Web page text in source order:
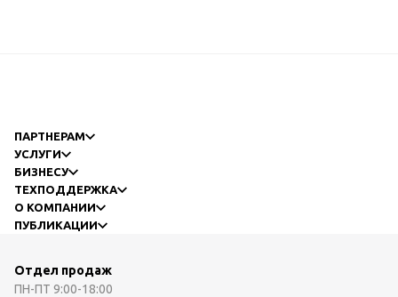
ПАРТНЕРАМ
УСЛУГИ
БИЗНЕСУ
ТЕХПОДДЕРЖКА
О КОМПАНИИ
ПУБЛИКАЦИИ
Отдел продаж
ПН-ПТ 9:00-18:00